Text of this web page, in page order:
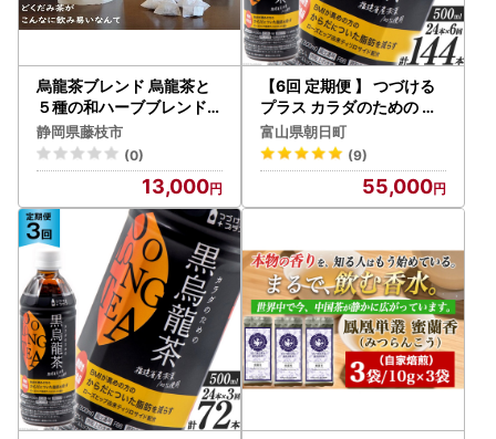
烏龍茶ブレンド 烏龍茶と
５種の和ハーブブレンド「
VIVIAN」50パック
静岡県藤枝市
(0)
13,000
【6回 定期便 】 つづける
プラス カラダのための 黒
烏龍茶 500ml × 24本 × 6
回 総計144本
富山県朝日町
(9)
55,000